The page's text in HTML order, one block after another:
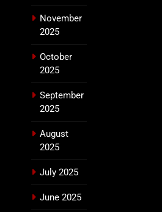
November
2025
October
2025
September
2025
August
2025
July 2025
June 2025